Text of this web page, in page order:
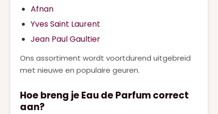
Afnan
Yves Saint Laurent
Jean Paul Gaultier
Ons assortiment wordt voortdurend uitgebreid
met nieuwe en populaire geuren.
Hoe breng je Eau de Parfum correct
aan?